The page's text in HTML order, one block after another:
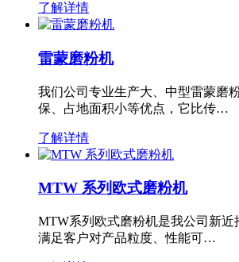
了解详情
雷蒙磨粉机
我们公司专业生产大、中型雷蒙磨
保、占地面积小等优点，它比传…
了解详情
MTW 系列欧式磨粉机
MTW系列欧式磨粉机是我公司新
满足客户对产品粒度、性能可…